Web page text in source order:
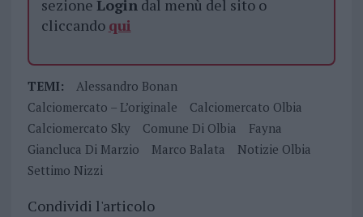
sezione Logindal menù del sito o
cliccando qui
TEMI:
Alessandro Bonan
Calciomercato – L’originale
Calciomercato Olbia
Calciomercato Sky
Comune Di Olbia
Fayna
Giancluca Di Marzio
Marco Balata
Notizie Olbia
Settimo Nizzi
Condividi l'articolo